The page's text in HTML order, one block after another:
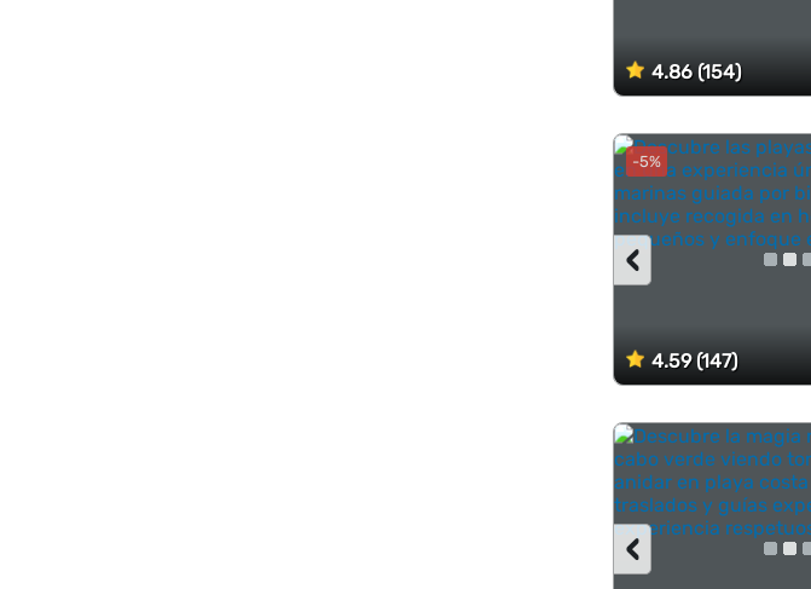
4.86 (154)
-5%
4.59 (147)
‹
‹